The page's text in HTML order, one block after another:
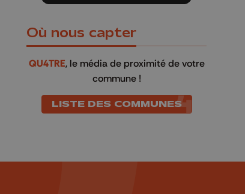
Où nous capter
QU4TRE, le média de proximité de votre
commune !
LISTE DES COMMUNES